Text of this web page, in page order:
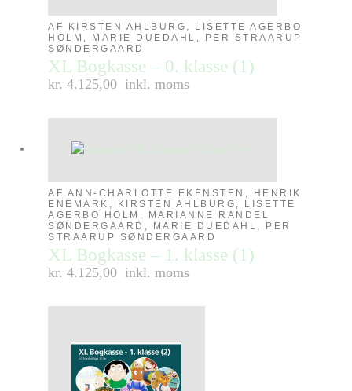
AF KIRSTEN AHLBURG, LISETTE AGERBO
HOLM, MARIE DUEDAHL, PER STRAARUP
SØNDERGAARD
XL Bogkasse – 0. klasse (1)
kr. 4.125,00 inkl. moms
AF ANN-CHARLOTTE EKENSTEN, HENRIK
ENEMARK, KIRSTEN AHLBURG, LISETTE
AGERBO HOLM, MARIANNE RANDEL
SØNDERGAARD, MARIE DUEDAHL, PER
STRAARUP SØNDERGAARD
XL Bogkasse – 1. klasse (1)
kr. 4.125,00 inkl. moms